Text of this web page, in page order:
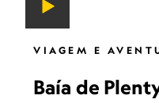
VIAGEM E
Baía de